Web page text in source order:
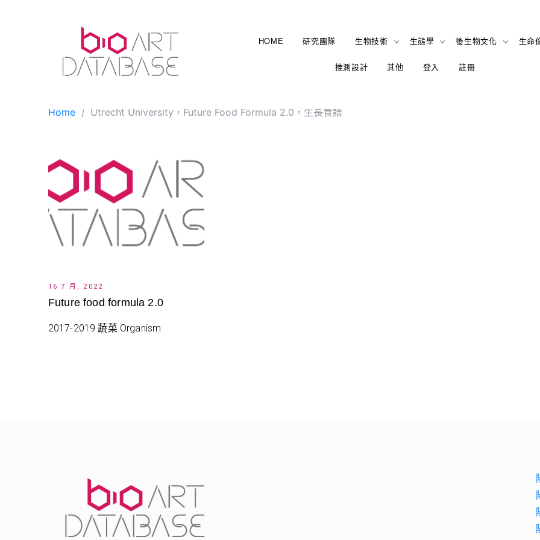
HOME 研究團隊 生物技術 生態學 後生物文化 生命
推測設計 其他 登入 註冊
Home Utrecht University，Future Food Formula 2.0，生長食譜
16 7 月, 2022
Future food formula 2.0
2017-2019 蔬菜 Organism